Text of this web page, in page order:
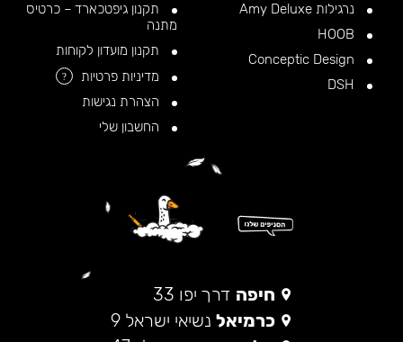
נרגילות Amy Deluxe
תקנון גיפטכארד – כרטיס
מתנה
תקנון מועדון לקוחות
מדיניות פרטיות
?
הצהרת נגישות
החשבון שלי
חיפה דרך יפו 33
כרמיאל נשיאי ישראל 9